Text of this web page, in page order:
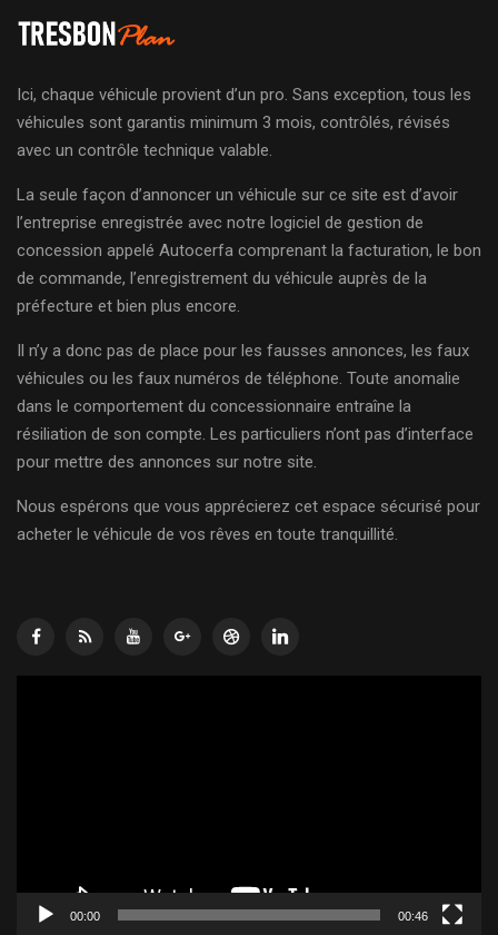
Ici, chaque véhicule provient d’un pro. Sans exception, tous les
véhicules sont garantis minimum 3 mois, contrôlés, révisés
avec un contrôle technique valable.
La seule façon d’annoncer un véhicule sur ce site est d’avoir
l’entreprise enregistrée avec notre logiciel de gestion de
concession appelé Autocerfa comprenant la facturation, le bon
de commande, l’enregistrement du véhicule auprès de la
préfecture et bien plus encore.
Il n’y a donc pas de place pour les fausses annonces, les faux
véhicules ou les faux numéros de téléphone. Toute anomalie
dans le comportement du concessionnaire entraîne la
résiliation de son compte. Les particuliers n’ont pas d’interface
pour mettre des annonces sur notre site.
Nous espérons que vous apprécierez cet espace sécurisé pour
acheter le véhicule de vos rêves en toute tranquillité.
00:00 00:46